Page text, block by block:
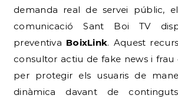
demanda real de servei públic,
comunicació Sant Boi TV
preventiva BoixLink. Aquest
consultor actiu de fake news i frau
per protegir els usuaris de
dinàmica davant de